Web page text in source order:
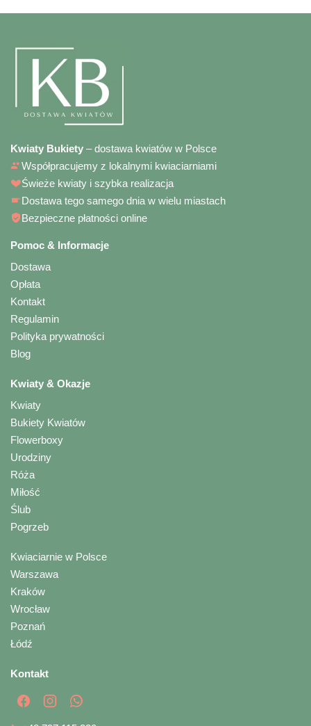
Kwiaty Bukiety – dostawa kwiatów w Polsce
Współpracujemy z lokalnymi kwiaciarniami
Świeże kwiaty i szybka realizacja
Dostawa tego samego dnia w wielu miastach
Bezpieczne płatności online
Pomoc & Informacje
Dostawa
Opłata
Kontakt
Regulamin
Polityka prywatności
Blog
Kwiaty & Okazje
Kwiaty
Bukiety Kwiatów
Flowerboxy
Urodziny
Róża
Miłość
Ślub
Pogrzeb
Kwiaciarnie w Polsce
Warszawa
Kraków
Wrocław
Poznań
Łódź
Kontakt